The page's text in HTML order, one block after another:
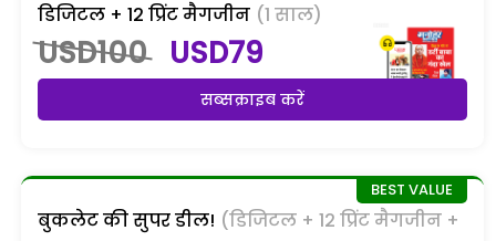
डिजिटल + 12 प्रिंट मैगजीन (1 साल)
USD100 USD79
सब्सक्राइब करें
बुकलेट की सुपर डील! (डिजिटल + 12 प्रिंट मैगजीन +